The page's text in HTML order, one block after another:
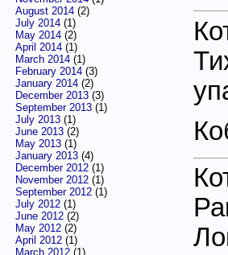
August 2014(2)
July 2014(1)
May 2014(2)
April 2014(1)
March 2014(1)
February 2014(3)
January 2014(2)
December 2013(3)
September 2013(1)
July 2013(1)
June 2013(2)
May 2013(1)
January 2013(4)
December 2012(1)
November 2012(1)
September 2012(1)
July 2012(1)
June 2012(2)
May 2012(2)
April 2012(1)
March 2012(1)